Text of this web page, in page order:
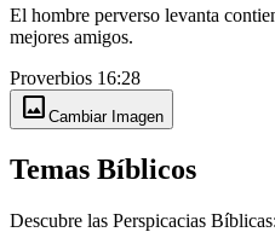
El hombre perverso levanta
mejores amigos.
Proverbios 16:28
image Cambiar Imagen
Temas Bíblicos
Descubre las Perspicacias